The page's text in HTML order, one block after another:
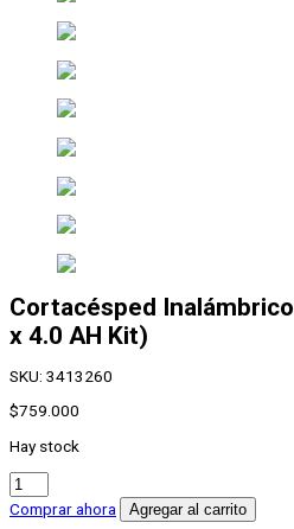
Cortacésped Inalámbrico
x 4.0 AH Kit)
SKU: 3413260
$759.000
Hay stock
Cortacésped
Inalámbrico
GE-
Comprar ahora Agregar al carrito